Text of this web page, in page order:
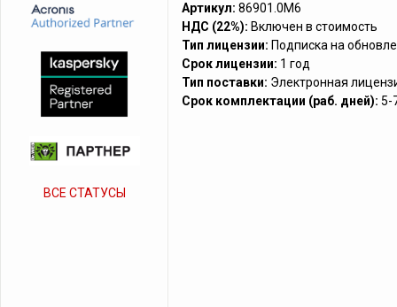
Артикул: 86901.0M6
НДС (22%): Включен в стоимость
Тип лицензии: Подписка на
Срок лицензии: 1 год
Тип поставки: Электронная
Срок комплектации (раб. дней): 5-
ВСЕ СТАТУСЫ